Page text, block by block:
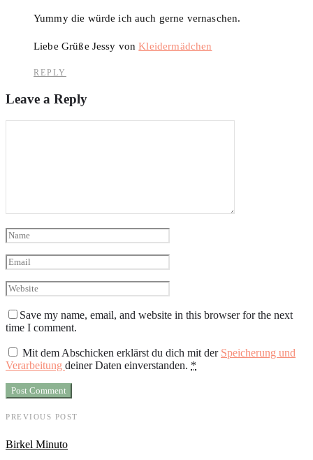
Yummy die würde ich auch gerne vernaschen.
Liebe Grüße Jessy vonKleidermädchen
REPLY
Leave a Reply
Save my name, email, and website in this browser for the next
time I comment.
Mit dem Abschicken erklärst du dich mit der Speicherung und
Verarbeitung deiner Daten einverstanden. *
PREVIOUS POST
Birkel Minuto